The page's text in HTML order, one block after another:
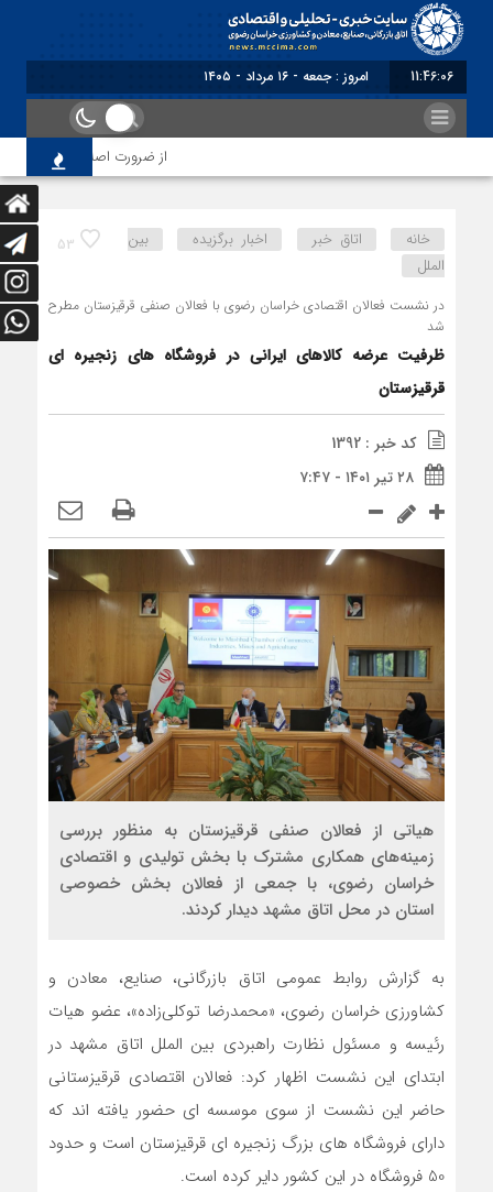
11:46:06 برابر با : Friday - 7 August - 2026
از ضرورت اصلاح رویه‌های
53 خانه اتاق خبر اخبار برگزیده
بین
الملل
در نشست فعالان اقتصادی خراسان رضوی با فعالان صنفی قرقیزستان مطرح
شد
ظرفیت عرضه کالاهای ایرانی در فروشگاه های زنجیره ای
قرقیزستان
کد خبر : 1392
۲۸ تیر ۱۴۰۱ - ۷:۴۷
هیاتی از فعالان صنفی قرقیزستان به منظور بررسی
زمینه‌های همکاری مشترک با بخش تولیدی و اقتصادی
خراسان رضوی، با جمعی از فعالان بخش خصوصی
استان در محل اتاق مشهد دیدار کردند.
به گزارش روابط عمومی اتاق بازرگانی، صنایع، معادن و
کشاورزی خراسان رضوی، «محمدرضا توکلی‌زاده»، عضو هیات
رئیسه و مسئول نظارت راهبردی بین الملل اتاق مشهد در
ابتدای این نشست اظهار کرد: فعالان اقتصادی قرقیزستانی
حاضر این نشست از سوی موسسه ای حضور یافته اند که
دارای فروشگاه های بزرگ زنجیره ای قرقیزستان است و حدود
50 فروشگاه در این کشور دایر کرده است.